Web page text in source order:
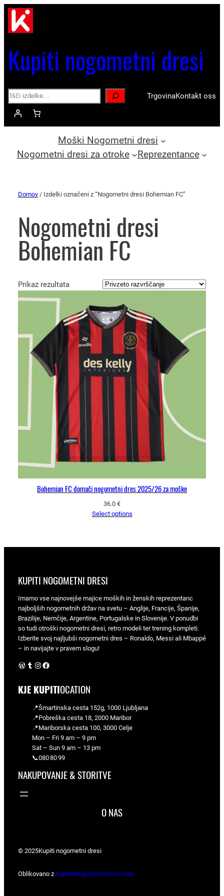
Kupiti nogometni dresi
Search TrgovinaKontakt oss
Moški Nogometni dresi
Nogometni dresi za otroke
Reprezentance
Domov / Izdelki označeni z “Nogometni dresi Bohemian FC”
Nogometni dresi
Bohemian FC
Prikaz rezultata
Bohemian FC domači nogometni dres 2025/26 za moške
36.0 €
Select options
KUPITI NOGOMETNI DRESI
Imamo vse najnovejše majice moških in ženskih reprezentanc
najboljših nogometnih držav na svetu – Anglije, Francije, Španije,
Brazilije, Nemčije, Argentine, Portugalske in Slovenije. V ponudbi
so tudi otroški nogometni dresi, retro modeli ter trening kompleti.
Izberite svoj najljubši nogometni dres – Ronaldo, Messi ali Mbappé
– in navijajte v pravem slogu!
WordPress Instagram Facebook
KJE KUPITIOCATION
📍Šmartinska cesta 152g, 1000 Ljubljana
📍Pobreška cesta 18, 2000 Maribor
📍Mariborska cesta 100, 3000 Celje
Mon – Fri 9 am – 9 pm
Sat – Sun 9 am – 13 pm
📞080 80 99
NAKUPOVANJE & STORITVE
O NAS
© 2025Kupiti nogometni dresi
Oblikovano z KupiteNogometniDresi.com